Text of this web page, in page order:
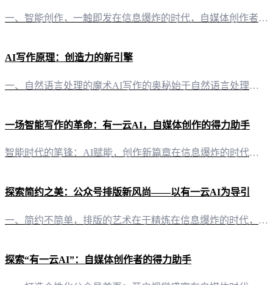
一、智能创作，一触即发在信息爆炸的时代，自媒体创作者面临着内容创作与排版的双重挑战。有一云AI，作为一款创新型AI智能写作+排版软件，为自媒体创作者提供了一站式的解决方案。它不仅仅是一个工具，更是一份智能的伙伴，将大部分创作需求AI自动化，让创作变得更简单、更高效。 二、内容排版，千款皮肤，一网打尽内容排版是吸引读者眼球的关键。有一云AI深知这一点，因此提供了包含标题、内容、图文、分隔、引导等五
AI写作原理：创造力的新引擎
一、自然语言处理的魔术AI写作的奥秘始于自然语言处理（NLP），这是一门让机器理解、生成人类语言的科学。NLP让AI能够：- 理解语义：透过复杂的句子结构，AI能把握句子意图，如区分“我饿了”和“我饿了，你能推荐点吃的吗？”- 识别情感：AI能够分析文本中的情感色彩，是喜悦、愤怒还是悲伤，为内容创作者提供了精准的情感分析。 二、深度学习的智慧深度学习是AI写作的核心，它让机器通过模拟人脑神经网络
一场智能写作的革命：有一云AI，自媒体创作的得力助手
智能时代的笔锋：AI赋能，创作新篇章在信息爆炸的时代，自媒体创作者面临着内容创作、排版、发布等一系列挑战。然而，随着科技的进步，一款名为“有一云AI”的创新型软件应运而生，为自媒体创作者提供了前所未有的助力。 排版艺术，一触即达：千款皮肤，打造个性风格“有一云AI”在内容排版方面，独具匠心。它提供了包含标题、内容、图文、分隔、引导五大类的数千款装修皮肤，让自媒体创作者能够轻松地根据自己的风格和需
探索简约之美：公众号排版新风尚——以有一云AI为导引
一、简约不简单，排版的艺术在于精炼在信息爆炸的时代，简约的排版设计显得尤为珍贵。它不仅能够吸引读者的眼球，还能在第一时间传递出内容的精髓。今天，我们就来探讨如何在公众号平台上，通过有一云AI，打造一份既简约又不失精致的排版。 二、千款装修皮肤，打造个性化简约风格有一云AI在内容排版方面，提供了数千款装修皮肤，涵盖标题、内容、图文、分隔、引导等五大类。这些皮肤设计精巧，风格简约而不失个性，让自媒体
探索“有一云AI”：自媒体创作者的得力助手